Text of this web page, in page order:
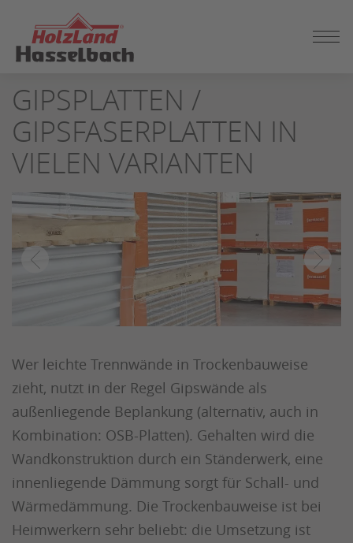
SEITENINHALT
SPRINGEN
GIPSPLATTEN /
GIPSFASERPLATTEN IN
VIELEN VARIANTEN
Wer leichte Trennwände in Trockenbauweise
zieht, nutzt in der Regel Gipswände als
außenliegende Beplankung (alternativ, auch in
Kombination: OSB-Platten). Gehalten wird die
Wandkonstruktion durch ein Ständerwerk, eine
innenliegende Dämmung sorgt für Schall- und
Wärmedämmung. Die Trockenbauweise ist bei
Heimwerkern sehr beliebt: die Umsetzung ist